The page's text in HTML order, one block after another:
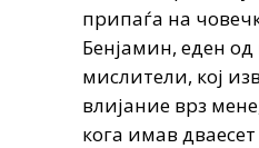
припаѓа на
Бенјамин, еден од
мислители, кој
влијание врз
кога имав